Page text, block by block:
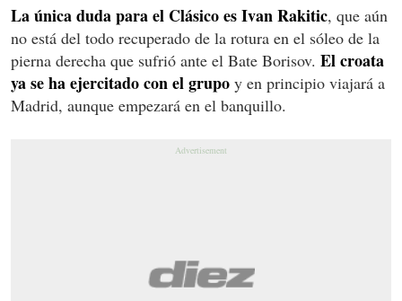
La única duda para el Clásico es Ivan Rakitic, que aún
no está del todo recuperado de la rotura en el sóleo de la
pierna derecha que sufrió ante el Bate Borisov. El croata
ya se ha ejercitado con el grupo y en principio viajará a
Madrid, aunque empezará en el banquillo.